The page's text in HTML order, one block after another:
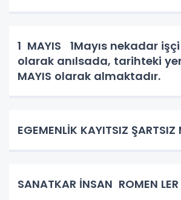
1 MAYIS 1Mayıs nekadar işçi bayramı
olarak anılsada, tarihteki
MAYIS olarak almaktadır.
EGEMENLİK KAYITSIZ ŞARTSIZ
SANATKAR İNSAN ROMEN LER